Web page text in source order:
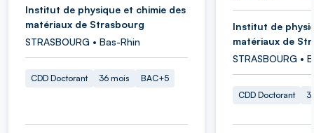
Institut de physique et chimie des
matériaux de Strasbourg
STRASBOURG • Bas-Rhin
CDD Doctorant 36 mois BAC+5
Institut de
matériaux de
STRASBOURG •
CDD Doctorant